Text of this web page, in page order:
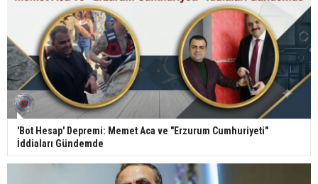
'Bot Hesap' Depremi: Memet Aca ve "Erzurum Cumhuriyeti"
İddiaları Gündemde